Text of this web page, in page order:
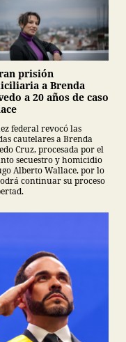
prisión
a Brenda
a 20 años de caso
federal revocó las
cautelares a Brenda
Cruz, procesada por el
secuestro y homicidio
Alberto Wallace, por lo
continuar su proceso